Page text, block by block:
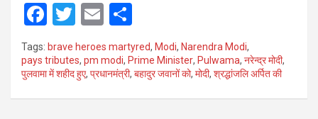
F
a
ce
b
o
T
wi
tt
er
E
ail ar
e
Tags: brave heroes martyred, Modi, Narendra Modi,
pays tributes, pm modi, Prime Minister, Pulwama, नरेन्द्र मोदी,
पुलवामा में शहीद हुए, प्रधानमंत्री, बहादुर जवानों को, मोदी, श्रद्धांजलि अर्पित की